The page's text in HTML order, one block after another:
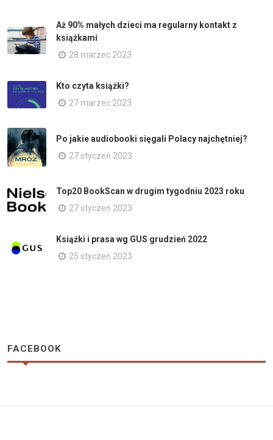
Aż 90% małych dzieci ma regularny kontakt z
książkami
28 marzec 2023
Kto czyta książki?
27 marzec 2023
Po jakie audiobooki sięgali Polacy najchętniej?
27 styczeń 2023
Top20 BookScan w drugim tygodniu 2023 roku
27 styczeń 2023
Książki i prasa wg GUS grudzień 2022
25 styczeń 2023
FACEBOOK